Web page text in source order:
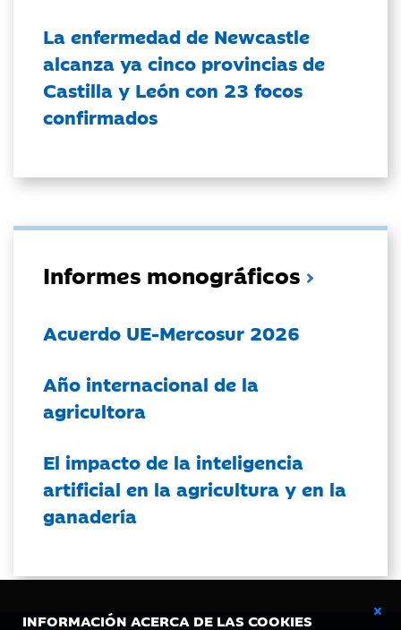
INFORMACIÓN ACERCA DE LAS COOKIES
La enfermedad de Newcastle
alcanza ya cinco provincias de
Castilla y León con 23 focos
confirmados
Informes monográficos
Acuerdo UE-Mercosur 2026
Año internacional de la
agricultora
El impacto de la inteligencia
artificial en la agricultura y en la
ganadería